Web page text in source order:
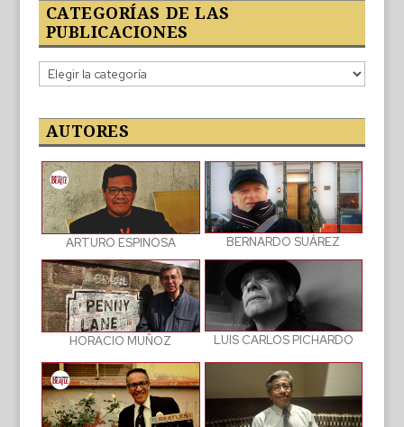
CATEGORÍAS DE LAS
PUBLICACIONES
Categorías
de
publicaciones
AUTORES
ARTURO ESPINOSA BERNARDO SUÁREZ
HORACIO MUÑOZ LUIS CARLOS PICHARDO